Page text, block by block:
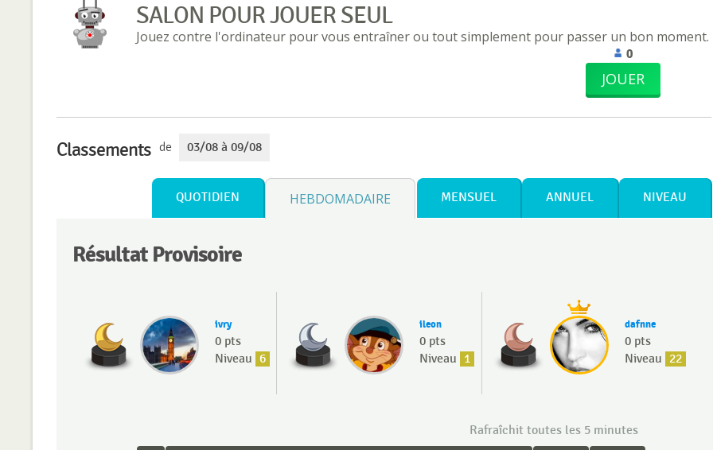
SALON POUR JOUER SEUL
Jouez contre l'ordinateur pour vous entraîner ou tout simplement pour passer un bon moment.
0
JOUER
Classements de 03/08 à 09/08
QUOTIDIEN HEBDOMADAIRE MENSUEL ANNUEL NIVEAU
Résultat Provisoire
ivry
0 pts
Niveau 6
ileon
0 pts
Niveau 1
dafnne
0 pts
Niveau 22
Rafraîchit toutes les 5 minutes